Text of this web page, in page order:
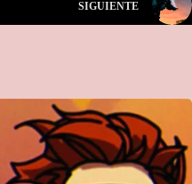
SIGUIENTE